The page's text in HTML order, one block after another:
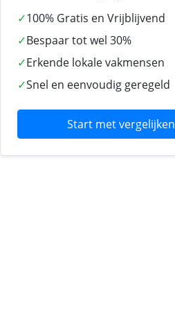
✓100% Gratis en Vrijblijvend
✓Bespaar tot wel 30%
✓Erkende lokale vakmensen
✓Snel en eenvoudig geregeld
Start met vergelijken